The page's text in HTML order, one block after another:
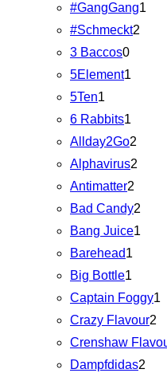
#GangGang1
#Schmeckt2
3 Baccos0
5Element1
5Ten1
6 Rabbits1
Allday2Go2
Alphavirus2
Antimatter2
Bad Candy2
Bang Juice1
Barehead1
Big Bottle1
Captain Foggy1
Crazy Flavour2
Crenshaw
Dampfdidas2